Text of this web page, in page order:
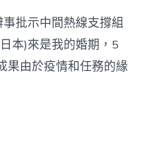
批示中間熱線支撐組
本)來是我的婚期，5
果由於疫情和任務的緣